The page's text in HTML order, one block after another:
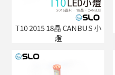
T10 2015 18晶 CANBUS 小
燈